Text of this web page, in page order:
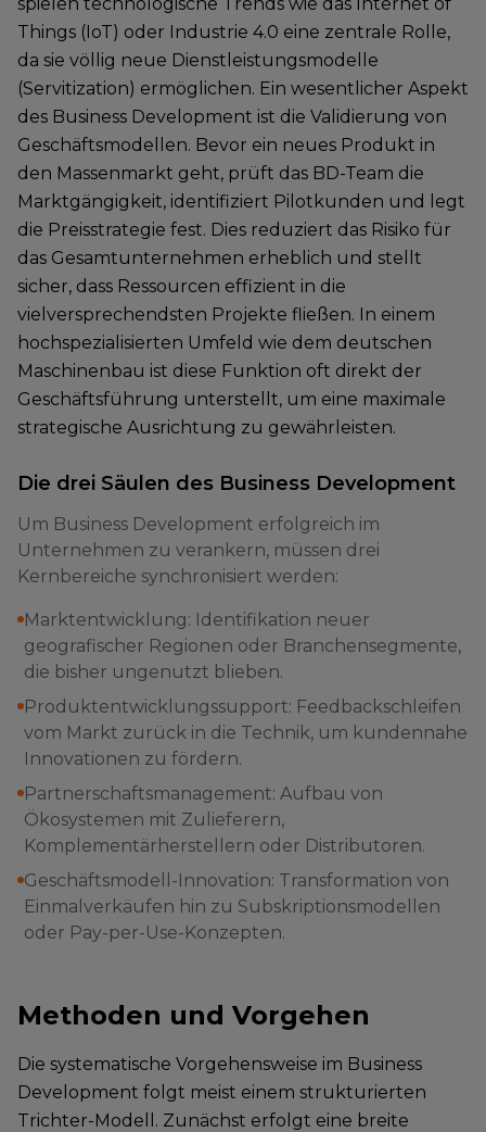
Things (IoT) oder Industrie 4.0 eine zentrale Rolle,
da sie völlig neue Dienstleistungsmodelle
(Servitization) ermöglichen. Ein wesentlicher Aspekt
des Business Development ist die Validierung von
Geschäftsmodellen. Bevor ein neues Produkt in
den Massenmarkt geht, prüft das BD-Team die
Marktgängigkeit, identifiziert Pilotkunden und legt
die Preisstrategie fest. Dies reduziert das Risiko für
das Gesamtunternehmen erheblich und stellt
sicher, dass Ressourcen effizient in die
vielversprechendsten Projekte fließen. In einem
hochspezialisierten Umfeld wie dem deutschen
Maschinenbau ist diese Funktion oft direkt der
Geschäftsführung unterstellt, um eine maximale
strategische Ausrichtung zu gewährleisten.
Die drei Säulen des Business Development
Um Business Development erfolgreich im
Unternehmen zu verankern, müssen drei
Kernbereiche synchronisiert werden:
Marktentwicklung: Identifikation neuer
geografischer Regionen oder Branchensegmente,
die bisher ungenutzt blieben.
Produktentwicklungssupport: Feedbackschleifen
vom Markt zurück in die Technik, um kundennahe
Innovationen zu fördern.
Partnerschaftsmanagement: Aufbau von
Ökosystemen mit Zulieferern,
Komplementärherstellern oder Distributoren.
Geschäftsmodell-Innovation: Transformation von
Einmalverkäufen hin zu Subskriptionsmodellen
oder Pay-per-Use-Konzepten.
Methoden und Vorgehen
Die systematische Vorgehensweise im Business
Development folgt meist einem strukturierten
Trichter-Modell. Zunächst erfolgt eine breite